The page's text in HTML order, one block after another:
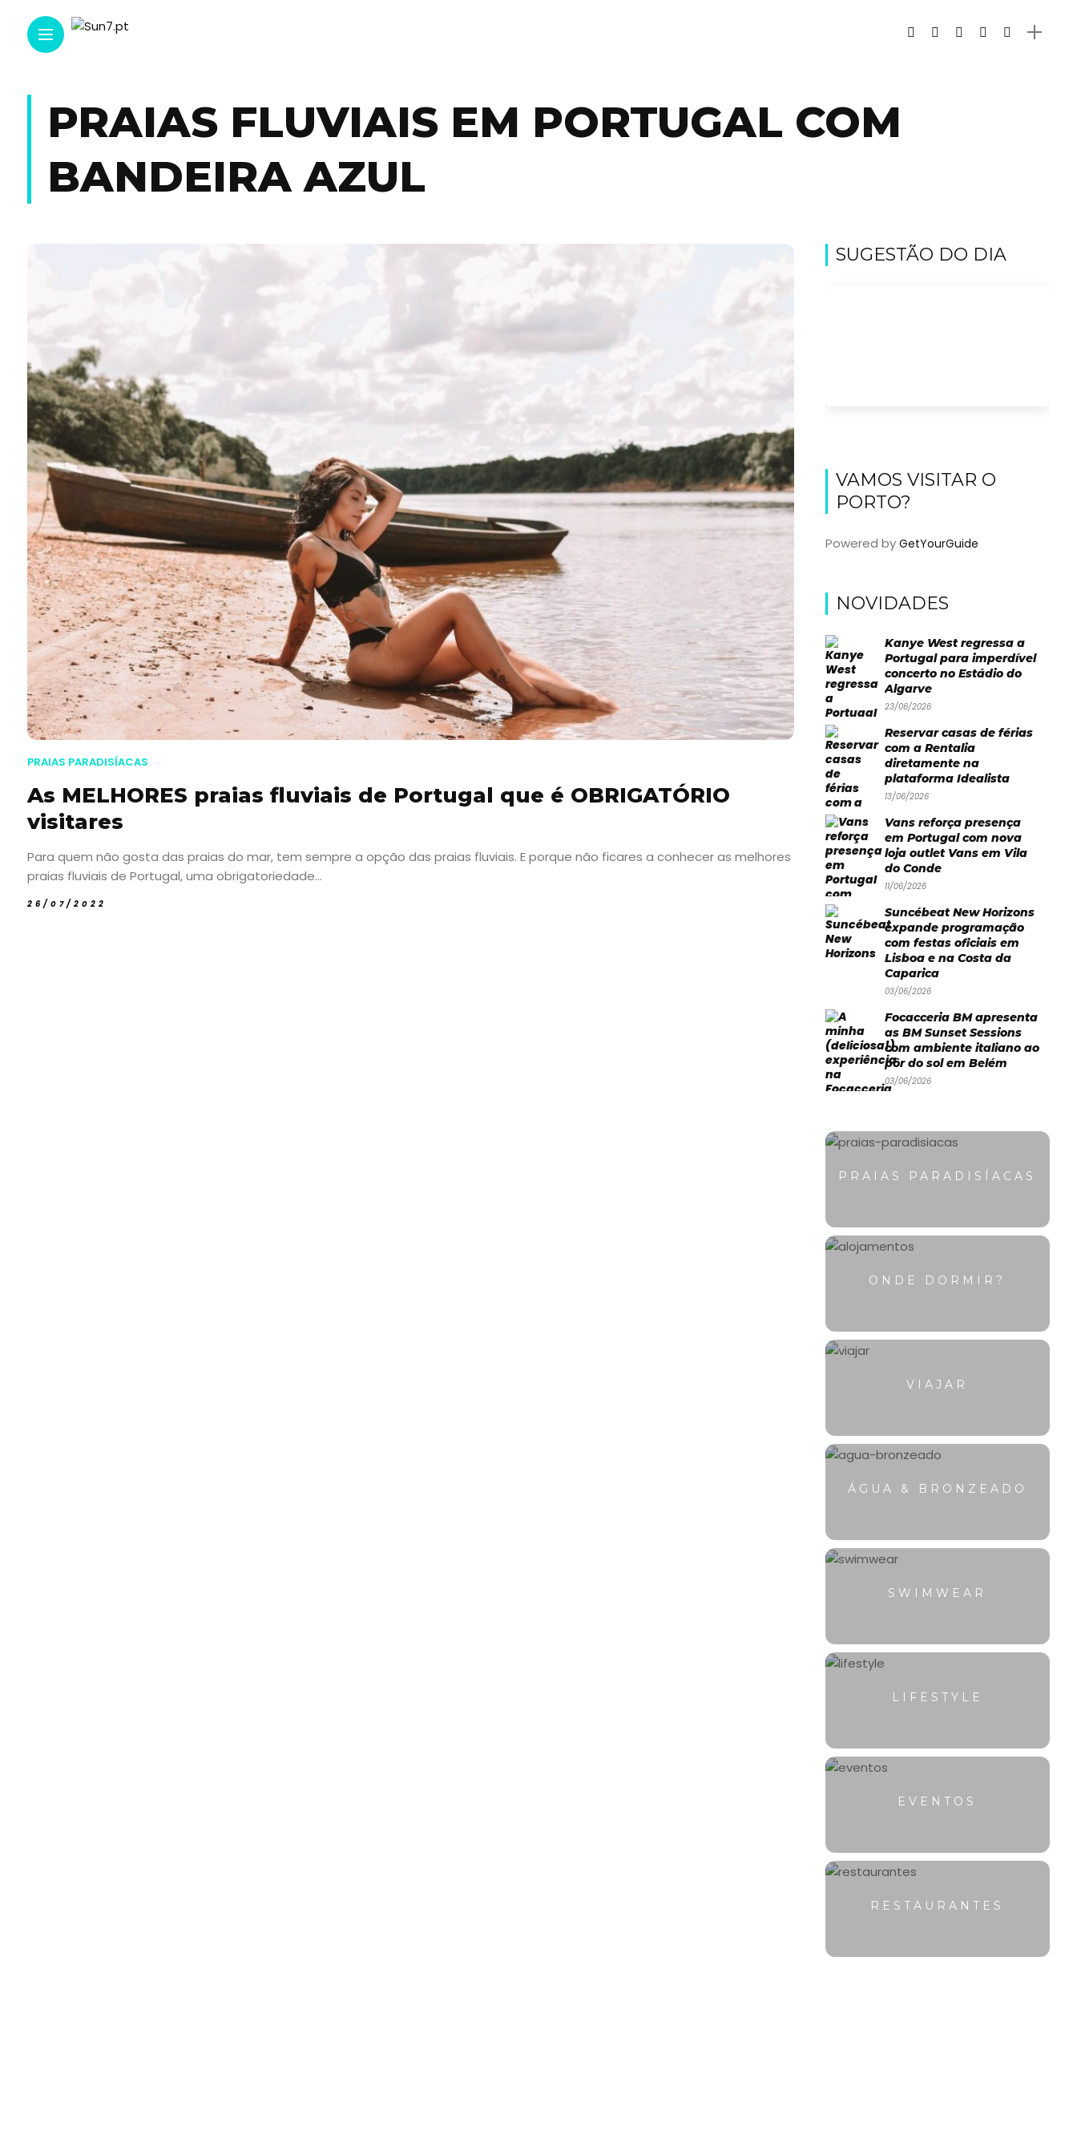
PRAIAS FLUVIAIS EM PORTUGAL COM
BANDEIRA AZUL
PRAIAS PARADISÍACAS
As MELHORES praias fluviais de Portugal que é OBRIGATÓRIO
visitares
Para quem não gosta das praias do mar, tem sempre a opção das praias fluviais. E porque não ficares a conhecer as melhores
praias fluviais de Portugal, uma obrigatoriedade...
26/07/2022
SUGESTÃO DO DIA
VAMOS VISITAR O
PORTO?
Powered by GetYourGuide
NOVIDADES
Kanye West regressa a
Portugal para imperdível
concerto no Estádio do
Algarve
23/06/2026
Reservar casas de férias
com a Rentalia
diretamente na
plataforma Idealista
13/06/2026
Vans reforça presença
em Portugal com nova
loja outlet Vans em Vila
do Conde
11/06/2026
Suncébeat New Horizons
expande programação
com festas oficiais em
Lisboa e na Costa da
Caparica
03/06/2026
Focacceria BM apresenta
as BM Sunset Sessions
com ambiente italiano ao
pôr do sol em Belém
03/06/2026
PRAIAS PARADISÍACAS
ONDE DORMIR?
VIAJAR
ÁGUA & BRONZEADO
SWIMWEAR
LIFESTYLE
EVENTOS
RESTAURANTES